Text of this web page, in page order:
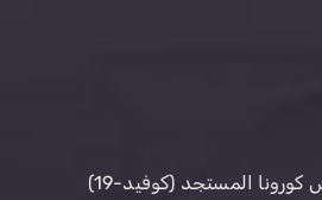
المستجد (كوفيد-19)